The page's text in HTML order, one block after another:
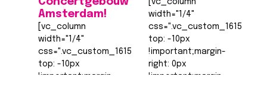
Amsterdam!
[vc_column
width="1/4"
css=".vc_custom_1615555402682{margin-
top: -10px
!important;margin-
width="1/4"
top: -10px
!important;margin-
right: 0px
!important;margin-